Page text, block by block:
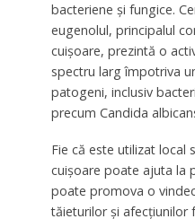
bacteriene și fungice.
eugenolul, principalul
cuișoare, prezintă o
spectru larg împotriva
patogeni, inclusiv
precum Candida
Fie că este utilizat local
cuișoare poate ajuta la
poate promova o
tăieturilor și afecțiunilor